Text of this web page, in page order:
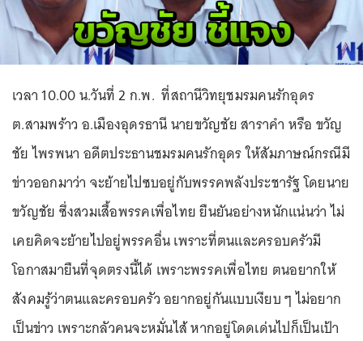
เวลา 10.00 น.วันที่ 2 ก.พ. ที่สถานีวิทยุชมรมคนรักอุดร
ต.สามพร้าว อ.เมืองอุดรธานี นายขวัญชัย สาราคำ หรือ ขวัญ
ชัย ไพรพนา อดีตประธานชมรมคนรักอุดร ให้สัมภาษณ์กรณีมี
ข่าวออกมาว่า จะย้ายไปซบอยู่กับพรรคพลังประชารัฐ โดยนาย
ขวัญชัย ซึ่งสวมเสื้อพรรคเพื่อไทย ยืนยันอย่างหนักแน่นว่า ไม่
เคยคิดจะย้ายไปอยู่พรรคอื่น เพราะที่ตนและครอบครัวมี
โอกาสมายืนที่จุดตรงนี้ได้ เพราะพรรคเพื่อไทย ตนอยากให้
สังคมรู้ว่าตนและครอบครัว อยากอยู่กันแบบเงียบ ๆ ไม่อยาก
เป็นข่าว เพราะกลัวคนจะหมั่นไส้ หากอยู่โดดเด่นไปก็เป็นเป้า